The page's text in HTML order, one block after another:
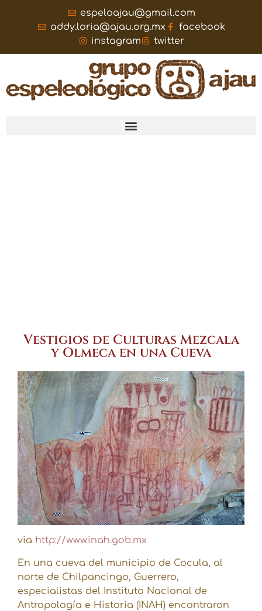
espeloajau@gmail.com
addy.loria@ajau.org.mx
facebook
instagram
twitter
Vestigios de Culturas Mezcala
y Olmeca en una Cueva
via http://www.inah.gob.mx
En una cueva del municipio de Cocula, al
norte de Chilpancingo, Guerrero,
especialistas del Instituto Nacional de
Antropología e Historia (INAH) encontraron